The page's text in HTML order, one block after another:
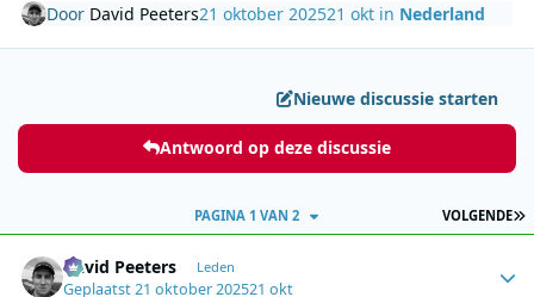
Door David Peeters21 oktober 202521 okt in Nederland
Nieuwe discussie starten
Antwoord op deze discussie
VOLGENDE
PAGINA 1 VAN 2
David Peeters Leden
Geplaatst21 oktober 202521 okt